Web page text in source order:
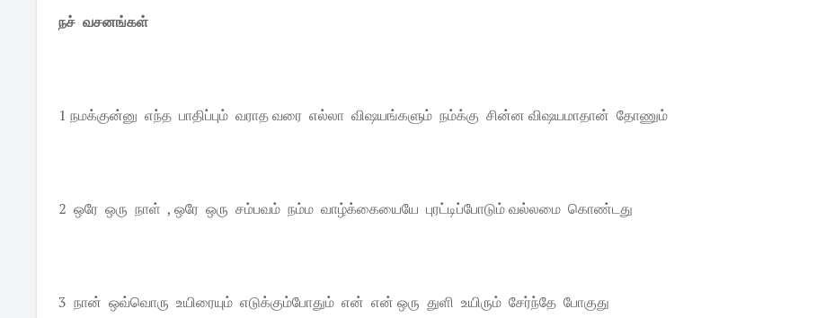
நச் வசனங்கள்
1 நமக்குன்னு எந்த பாதிப்பும் வராத வரை எல்லா விஷயங்களும் நம்க்கு சின்ன விஷயமாதான் தோணும்
2 ஒரே ஒரு நாள் , ஒரே ஒரு சம்பவம் நம்ம வாழ்க்கையையே புரட்டிப்போடும் வல்லமை கொண்டது
3 நான் ஒவ்வொரு உயிரையும் எடுக்கும்போதும் என் என் ஒரு துளி உயிரும் சேர்ந்தே போகுது